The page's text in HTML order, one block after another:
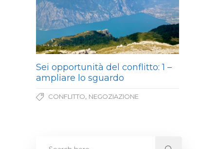
Sei opportunità del conflitto: 1 –
ampliare lo sguardo
CONFLITTO, NEGOZIAZIONE